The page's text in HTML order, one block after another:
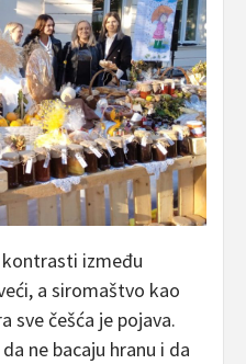
između
a siromaštvo kao
sve češća je pojava.
ne bacaju hranu i da